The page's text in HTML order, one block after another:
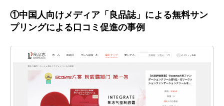
①中国人向けメディア「良品誌」による無料サン
プリングによる口コミ促進の事例